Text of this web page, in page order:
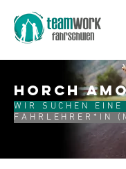
HORCH
WIR SUCHEN EINE
FAHRLEHRER*IN